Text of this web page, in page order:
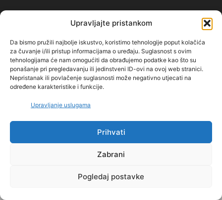
Upravljajte pristankom
Da bismo pružili najbolje iskustvo, koristimo tehnologije poput kolačića
za čuvanje i/ili pristup informacijama o uređaju. Suglasnost s ovim
tehnologijama će nam omogućiti da obrađujemo podatke kao što su
ponašanje pri pregledavanju ili jedinstveni ID-ovi na ovoj web stranici.
Nepristanak ili povlačenje suglasnosti može negativno utjecati na
određene karakteristike i funkcije.
Upravljanje uslugama
Prihvati
Zabrani
Pogledaj postavke
PRAVILA KORIŠTENJA
O NAMA
©